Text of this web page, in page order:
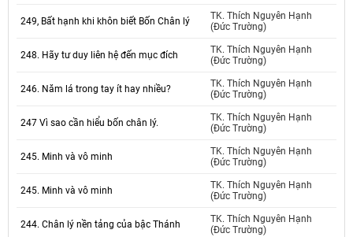
249, Bất hạnh khi khôn biết Bốn Chân lý
TK. Thích Nguyên Hạnh
(Đức Trường)
248. Hãy tư duy liên hệ đến mục đích
TK. Thích Nguyên Hạnh
(Đức Trường)
246. Năm lá trong tay ít hay nhiều?
TK. Thích Nguyên Hạnh
(Đức Trường)
247 Vì sao cần hiểu bốn chân lý.
TK. Thích Nguyên Hạnh
(Đức Trường)
245. Minh và vô minh
TK. Thích Nguyên Hạnh
(Đức Trường)
245. Minh và vô minh
TK. Thích Nguyên Hạnh
(Đức Trường)
244. Chân lý nền tảng của bậc Thánh
TK. Thích Nguyên Hạnh
(Đức Trường)